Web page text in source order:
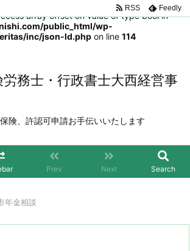
array offset on value of type bool in
public_html/wp-
inc/json-ld.php on line 114
務士・行政書士大西経営事
険、許認可申請お手伝いいたします
Prev Next Search
RSS Feedly
年金相談